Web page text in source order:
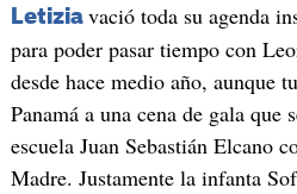
Letizia vació toda su agenda
para poder pasar tiempo con
desde hace medio año, aunque
Panamá a una cena de gala que
escuela Juan Sebastián Elcano
Madre. Justamente la infanta